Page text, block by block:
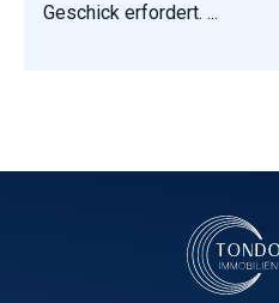
Geschick erfordert. ...